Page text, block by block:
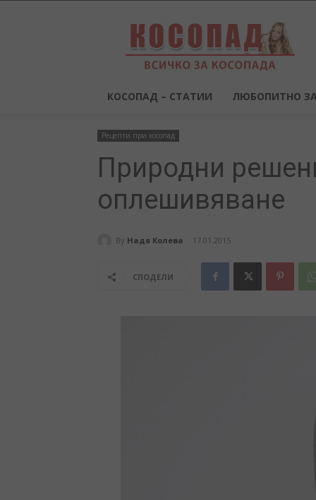
КОСОПАД – СТАТИИ ЛЮБОПИТНО
Рецепти при косопад
Природни
оплешивяване
By Надя Колева 17.01.2015
СПОДЕЛИ